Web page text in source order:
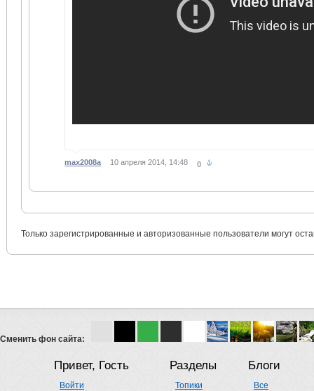
max2008a 10 апреля 2014, 14:48 0
Только зарегистрированные и авторизованные пользователи могут
Сменить фон сайта:
Привет, Гость
Войти
Разделы
Топики
Блоги
Все